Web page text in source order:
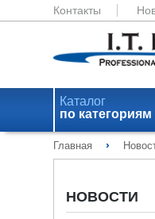
Контакты
Каталог
по
Главная ›
НОВОСТИ